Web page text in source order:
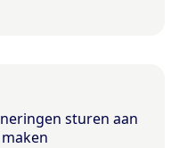
sturen aan